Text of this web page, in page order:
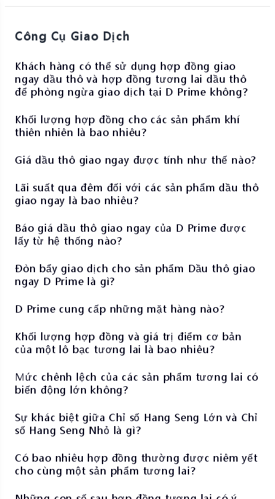
Công Cụ Giao Dịch
Khách hàng có thể sử dụng hợp đồng giao
ngay dầu thô và hợp đồng tương lai dầu thô
để phòng ngừa giao dịch tại D Prime không?
Khối lượng hợp đồng cho các sản phẩm khí
thiên nhiên là bao nhiêu?
Giá dầu thô giao ngay được tính như thế nào?
Lãi suất qua đêm đối với các sản phẩm dầu thô
giao ngay là bao nhiêu?
Báo giá dầu thô giao ngay của D Prime được
lấy từ hệ thống nào?
Đòn bẩy giao dịch cho sản phẩm Dầu thô giao
ngay D Prime là gì?
D Prime cung cấp những mặt hàng nào?
Khối lượng hợp đồng và giá trị điểm cơ bản
của một lô bạc tương lai là bao nhiêu?
Mức chênh lệch của các sản phẩm tương lai có
biến động lớn không?
Sự khác biệt giữa Chỉ số Hang Seng Lớn và Chỉ
số Hang Seng Nhỏ là gì?
Có bao nhiêu hợp đồng thường được niêm yết
cho cùng một sản phẩm tương lai?